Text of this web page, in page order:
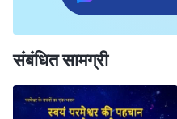
संबंधित सामग्री